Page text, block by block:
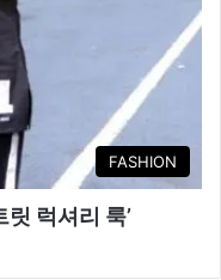
FASHION
럭셔리 룩’